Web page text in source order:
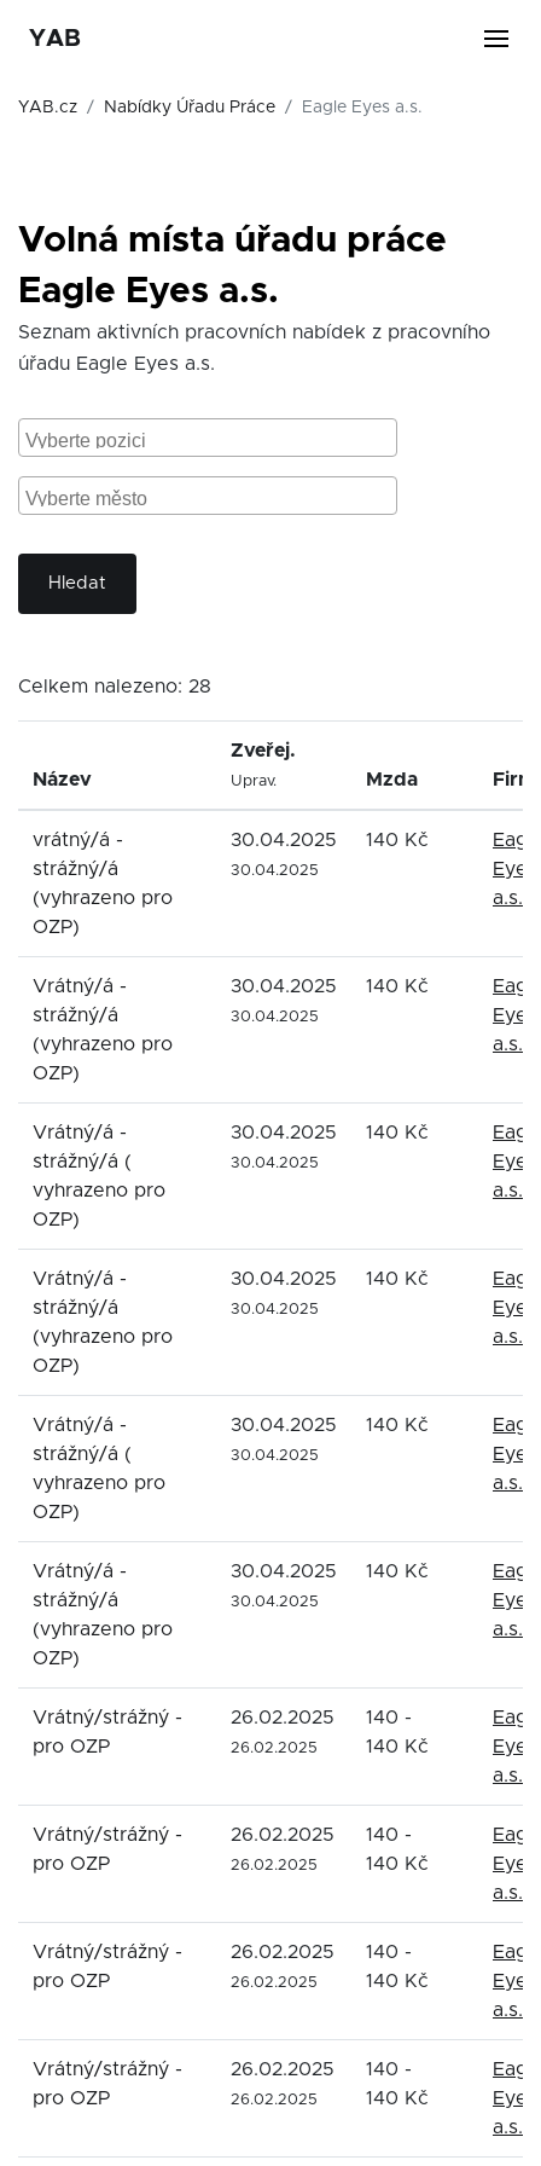
YAB
YAB.cz Nabídky Úřadu Práce Eagle Eyes a.s.
Volná místa úřadu práce
Eagle Eyes a.s.
Seznam aktivních pracovních nabídek z pracovního
úřadu Eagle Eyes a.s.
Hledat
Celkem nalezeno: 28
Název
Zveřej.
Uprav. Mzda
vrátný/á -
strážný/á
(vyhrazeno pro
OZP)
30.04.2025
30.04.2025
140 Kč
Eyes
a.s.
Vrátný/á -
strážný/á
(vyhrazeno pro
OZP)
30.04.2025
30.04.2025
140 Kč
Eyes
a.s.
Vrátný/á -
strážný/á (
vyhrazeno pro
OZP)
30.04.2025
30.04.2025
140 Kč
Eyes
a.s.
Vrátný/á -
strážný/á
(vyhrazeno pro
OZP)
30.04.2025
30.04.2025
140 Kč
Eyes
a.s.
Vrátný/á -
strážný/á (
vyhrazeno pro
OZP)
30.04.2025
30.04.2025
140 Kč
Eyes
a.s.
Vrátný/á -
strážný/á
(vyhrazeno pro
OZP)
30.04.2025
30.04.2025
140 Kč
Eyes
a.s.
Vrátný/strážný -
pro OZP
26.02.2025
26.02.2025
140 -
140 Kč
Eyes
a.s.
Vrátný/strážný -
pro OZP
26.02.2025
26.02.2025
140 -
140 Kč
Eyes
a.s.
Vrátný/strážný -
pro OZP
26.02.2025
26.02.2025
140 -
140 Kč
Eyes
a.s.
Vrátný/strážný -
pro OZP
26.02.2025
26.02.2025
140 -
140 Kč
Eyes
a.s.